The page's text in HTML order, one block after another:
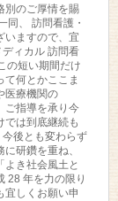
別のご厚情を賜
同、 訪問看護・
いますので、宜
ィカル 訪問看
の短い期間だけ
何とかここま
医療機関の
ご指導を承り今
では到底継続も
後とも変わらず
研鑽を重ね、
よき社会風土と
28 年を力の限り
宜しくお願い申